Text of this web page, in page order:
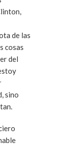
de las
cosas
del
sino